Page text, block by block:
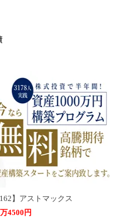
】アストマックス
4500円